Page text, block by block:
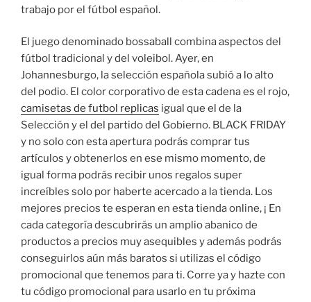
trabajo por el fútbol español.
El juego denominado bossaball combina aspectos del
fútbol tradicional y del voleibol. Ayer, en
Johannesburgo, la selección española subió a lo alto
del podio. El color corporativo de esta cadena es el rojo,
camisetas de futbol replicas igual que el de la
Selección y el del partido del Gobierno. BLACK FRIDAY
y no solo con esta apertura podrás comprar tus
artículos y obtenerlos en ese mismo momento, de
igual forma podrás recibir unos regalos super
increíbles solo por haberte acercado a la tienda. Los
mejores precios te esperan en esta tienda online, ¡ En
cada categoría descubrirás un amplio abanico de
productos a precios muy asequibles y además podrás
conseguirlos aún más baratos si utilizas el código
promocional que tenemos para ti. Corre ya y hazte con
tu código promocional para usarlo en tu próxima